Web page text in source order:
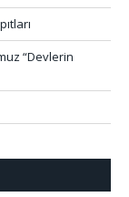
“Devlerin